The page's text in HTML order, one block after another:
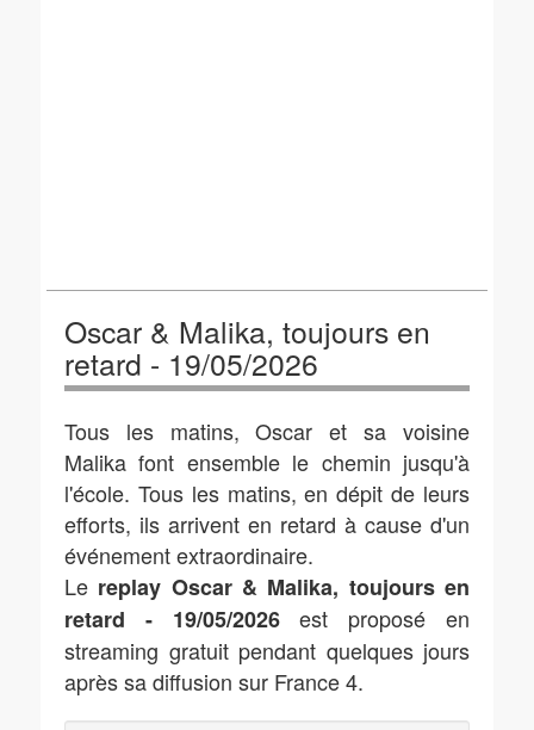
Oscar & Malika, toujours en
retard - 19/05/2026
Tous les matins, Oscar et sa voisine
Malika font ensemble le chemin jusqu'à
l'école. Tous les matins, en dépit de leurs
efforts, ils arrivent en retard à cause d'un
événement extraordinaire.
Le replay Oscar & Malika, toujours en
retard - 19/05/2026est proposé en
streaming gratuit pendant quelques jours
après sa diffusion sur France 4.